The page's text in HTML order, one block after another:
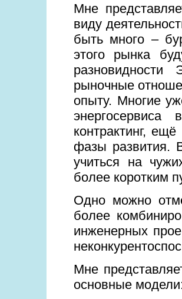
Мне
виду
быть много –
этого рынка
рыночные
опыту. Многие
контрактинг,
фазы развития.
учиться на
более коротким
Одно можно
более
инженерных
Мне
основные